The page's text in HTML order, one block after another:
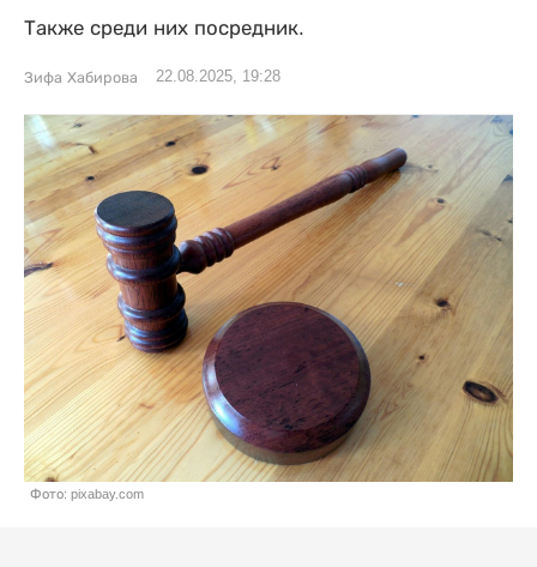
Также среди них посредник.
Зифа Хабирова 22.08.2025, 19:28
Фото: pixabay.com